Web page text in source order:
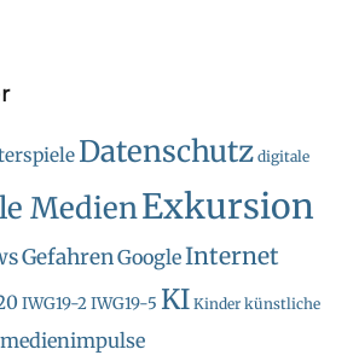
Datenschutz digitale
MedienExkursion
GefahrenGoogleInternet
IWG19-2IWG19-5 KI Kinder künstliche
medienimpulse